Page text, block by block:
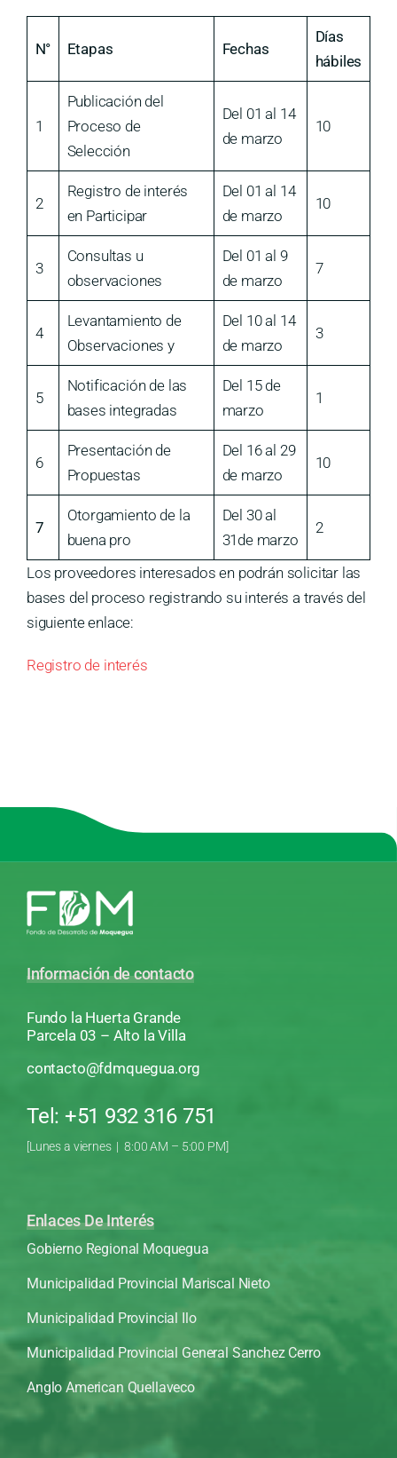
N° Etapas Fechas
Días
hábiles
1
Publicación del
Proceso de
Selección
Del 01 al 14
de marzo
10
2
Registro de interés
en Participar
Del 01 al 14
de marzo
10
3
Consultas u
observaciones
Del 01 al 9
de marzo
7
4
Levantamiento de
Observaciones y
Del 10 al 14
de marzo
3
5
Notificación de las
bases integradas
Del 15 de
marzo
1
6
Presentación de
Propuestas
Del 16 al 29
de marzo
10
7
Otorgamiento de la
buena pro
Del 30 al
31de marzo
2
Los proveedores interesados en podrán solicitar las
bases del proceso registrando su interés a través del
siguiente enlace:
Registro de interés
Información de contacto
Fundo la Huerta Grande
Parcela 03 – Alto la Villa
contacto@fdmquegua.org
Tel: +51 932 316 751
[Lunes a viernes | 8:00 AM – 5:00 PM]
Enlaces De Interés
Gobierno Regional Moquegua
Municipalidad Provincial Mariscal Nieto
Municipalidad Provincial Ilo
Municipalidad Provincial General Sanchez Cerro
Anglo American Quellaveco